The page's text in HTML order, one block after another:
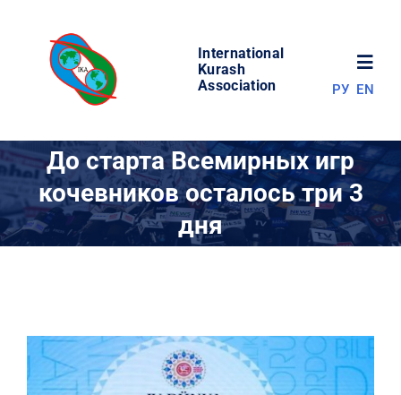
content
International
Kurash
Association
МИР КУРАША
РЕЗУЛЬТАТЫ
РУ EN
До старта Всемирных игр
кочевников осталось три 3
дня